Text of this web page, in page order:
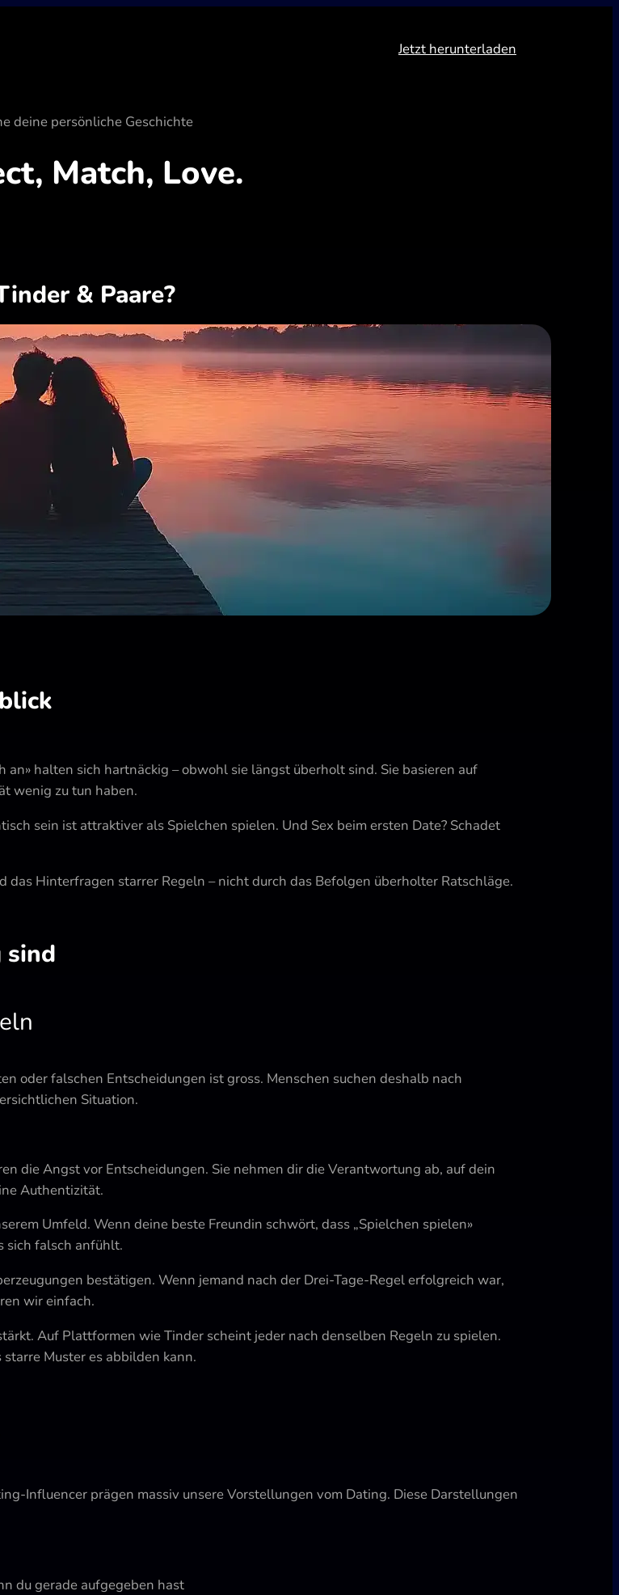
Jetzt herunterladen
deine persönliche Geschichte
Match, Love.
& Paare?
halten sich hartnäckig – obwohl sie längst überholt sind. Sie basieren auf
wenig zu tun haben.
sein ist attraktiver als Spielchen spielen. Und Sex beim ersten Date? Schadet
Hinterfragen starrer Regeln – nicht durch das Befolgen überholter Ratschläge.
sind
oder falschen Entscheidungen ist gross. Menschen suchen deshalb nach
Situation.
die Angst vor Entscheidungen. Sie nehmen dir die Verantwortung ab, auf dein
Authentizität.
Umfeld. Wenn deine beste Freundin schwört, dass „Spielchen spielen»
sich falsch anfühlt.
bestätigen. Wenn jemand nach der Drei-Tage-Regel erfolgreich war,
wir einfach.
Auf Plattformen wie Tinder scheint jeder nach denselben Regeln zu spielen.
Muster es abbilden kann.
Influencer prägen massiv unsere Vorstellungen vom Dating. Diese Darstellungen
du gerade aufgegeben hast